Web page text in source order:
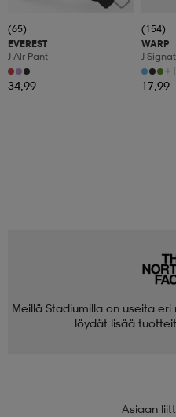
(65)
EVEREST
J Alr Pant
34,99
(154)
WARP
J
+1
17,99
Meillä Stadiumilla on useita
löydät lisää
Asiaan